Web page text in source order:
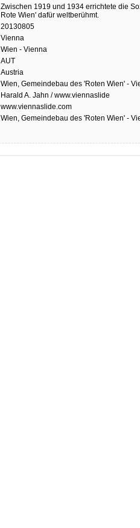
Zwischen 1919 und 1934 errichtete die
Rote Wien' dafür weltberühmt.
20130805
Vienna
Wien - Vienna
AUT
Austria
Wien, Gemeindebau des 'Roten Wien' -
Harald A. Jahn / www.viennaslide
www.viennaslide.com
Wien, Gemeindebau des 'Roten Wien' -